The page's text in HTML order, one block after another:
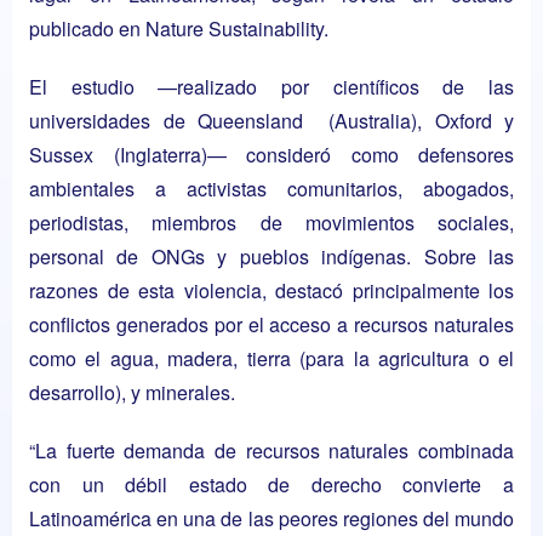
publicado en Nature Sustainability.
El estudio —realizado por científicos de las
universidades de Queensland (Australia), Oxford y
Sussex (Inglaterra)— consideró como defensores
ambientales a activistas comunitarios, abogados,
periodistas, miembros de movimientos sociales,
personal de ONGs y pueblos indígenas. Sobre las
razones de esta violencia, destacó principalmente los
conflictos generados por el acceso a recursos naturales
como el agua, madera, tierra (para la agricultura o el
desarrollo), y minerales.
“La fuerte demanda de recursos naturales combinada
con un débil estado de derecho convierte a
Latinoamérica en una de las peores regiones del mundo